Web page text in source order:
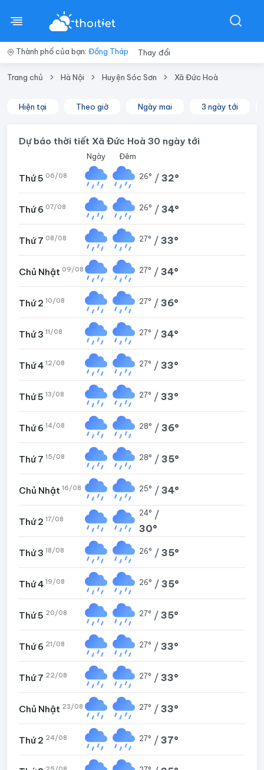
Thành phố của bạn: Đồng Tháp Thay đổi
Trang chủ Hà Nội Huyện Sóc Sơn Xã Đức Hoà
Hiện tại Theo giờ Ngày mai 3 ngày tới
Dự báo thời tiết Xã Đức Hoà 30 ngày tới
Ngày Đêm
Thứ 5 06/08 26° / 32°
Thứ 6 07/08 26° / 34°
Thứ 7 08/08 27° / 33°
Chủ Nhật 09/08 27° / 34°
Thứ 2 10/08 27° / 36°
Thứ 3 11/08 27° / 34°
Thứ 4 12/08 27° / 33°
Thứ 5 13/08 27° / 33°
Thứ 6 14/08 28° / 36°
Thứ 7 15/08 28° / 35°
Chủ Nhật 16/08 25° / 34°
Thứ 2 17/08
24° /
30°
Thứ 3 18/08 26° / 35°
Thứ 4 19/08 26° / 35°
Thứ 5 20/08 27° / 35°
Thứ 6 21/08 27° / 33°
Thứ 7 22/08 27° / 33°
Chủ Nhật 23/08 27° / 33°
Thứ 2 24/08 27° / 37°